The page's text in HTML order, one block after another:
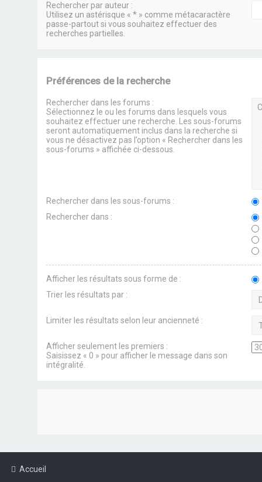
Rechercher par auteur :
Utilisez un astérisque « * » comme métacaractère
passe-partout si vous souhaitez effectuer des
recherches partielles.
Préférences de la recherche
Rechercher dans les forums :
Sélectionnez le ou les forums dans lesquels vous
souhaitez effectuer une recherche. Les sous-forums
seront automatiquement inclus dans la recherche si
vous ne désactivez pas l’option « Rechercher dans les
sous-forums » affichée ci-dessous.
Rechercher dans les sous-forums :
Rechercher dans :
Afficher les résultats sous forme de :
Trier les résultats par :
Limiter les résultats selon leur ancienneté :
Afficher seulement les premiers :
Saisissez « 0 » pour afficher le message dans son
intégralité.
Accueil